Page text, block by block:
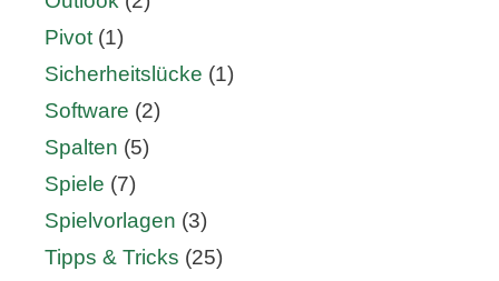
Pivot(1)
Sicherheitslücke (1)
Software (2)
Spalten (5)
Spiele (7)
Spielvorlagen (3)
Tipps & Tricks (25)